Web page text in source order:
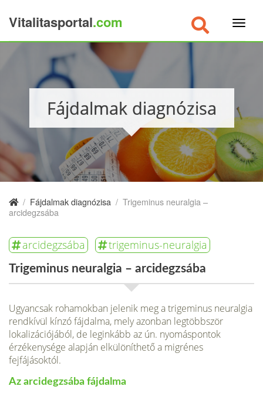
Vitalitasportal.com
Fájdalmak diagnózisa
/ Fájdalmak diagnózisa / Trigeminus neuralgia –
arcidegzsába
arcidegzsába trigeminus-neuralgia
Trigeminus neuralgia – arcidegzsába
Ugyancsak rohamokban jelenik meg a trigeminus neuralgia
rendkívül kínzó fájdalma, mely azonban legtöbbször
lokalizációjából, de leginkább az ún. nyomáspontok
érzékenysége alapján elkülöníthető a migrénes
fejfájásoktól.
Az arcidegzsába fájdalma
×